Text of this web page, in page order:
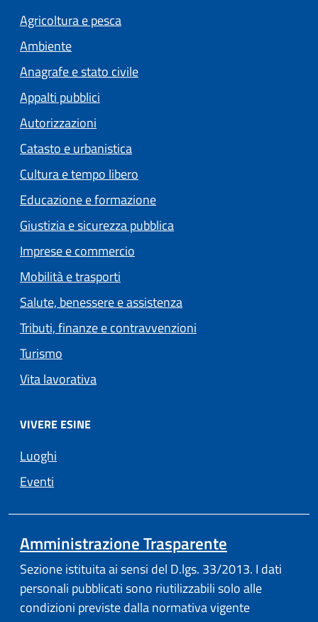
Agricoltura e pesca
Ambiente
Anagrafe e stato civile
Appalti pubblici
Autorizzazioni
Catasto e urbanistica
Cultura e tempo libero
Educazione e formazione
Giustizia e sicurezza pubblica
Imprese e commercio
Mobilità e trasporti
Salute, benessere e assistenza
Tributi, finanze e contravvenzioni
Turismo
Vita lavorativa
VIVERE ESINE
Luoghi
Eventi
Amministrazione Trasparente
Sezione istituita ai sensi del D.lgs. 33/2013. I dati
personali pubblicati sono riutilizzabili solo alle
condizioni previste dalla normativa vigente